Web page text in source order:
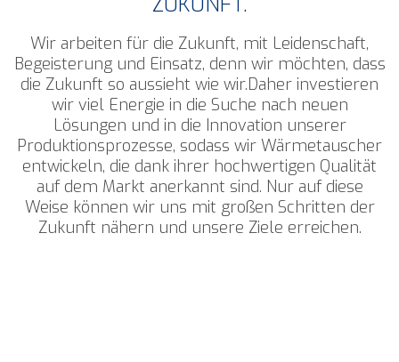
Wir arbeiten für die Zukunft, mit Leidenschaft,
Begeisterung und Einsatz, denn wir möchten, dass
die Zukunft so aussieht wie wir.Daher investieren
wir viel Energie in die Suche nach neuen
Lösungen und in die Innovation unserer
Produktionsprozesse, sodass wir Wärmetauscher
entwickeln, die dank ihrer hochwertigen Qualität
auf dem Markt anerkannt sind. Nur auf diese
Weise können wir uns mit großen Schritten der
Zukunft nähern und unsere Ziele erreichen.